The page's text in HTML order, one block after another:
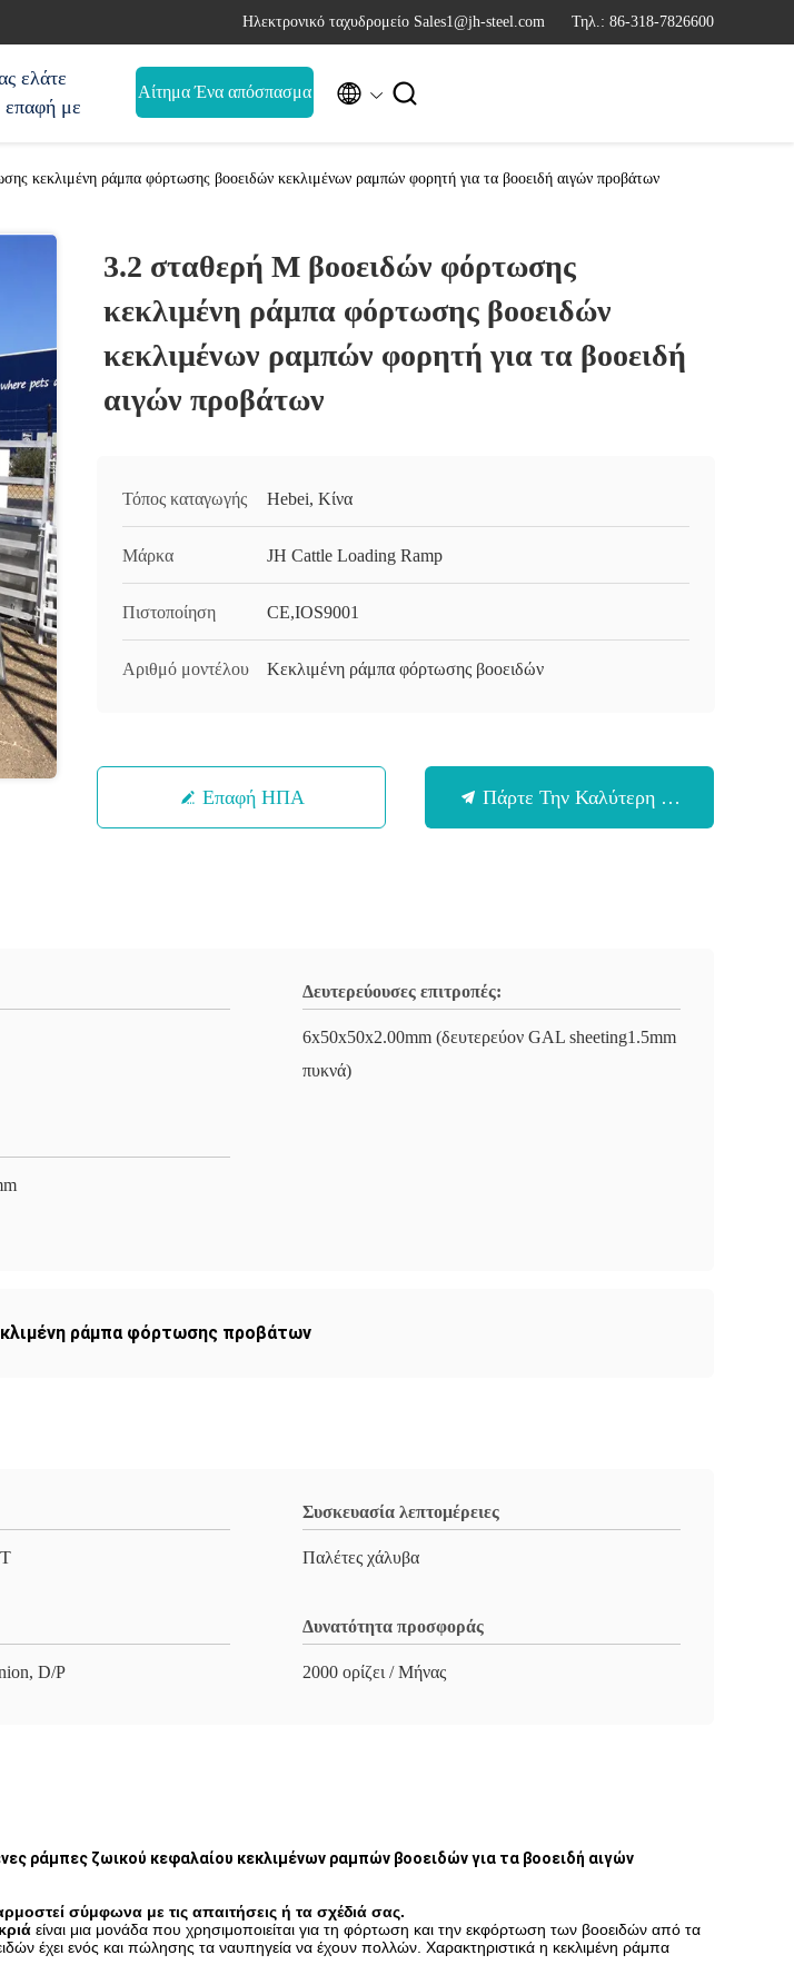
Ηλεκτρονικό ταχυδρομείο Sales1@jh-steel.com Τηλ.: 86-318-7826600
ελάτε
επαφή με
Αίτημα Ένα απόσπασμα  
κεκλιμένη ράμπα φόρτωσης βοοειδών κεκλιμένων ραμπών φορητή για τα βοοειδή αιγών προβάτων
3.2 σταθερή Μ βοοειδών φόρτωσης
κεκλιμένη ράμπα φόρτωσης βοοειδών
κεκλιμένων ραμπών φορητή για τα βοοειδή
αιγών προβάτων
Τόπος καταγωγής Hebei, Κίνα
Μάρκα JH Cattle Loading Ramp
Πιστοποίηση CE,IOS9001
Αριθμό μοντέλου Κεκλιμένη ράμπα φόρτωσης βοοειδών
Επαφή ΗΠΑ Πάρτε Την Καλύτερη Τιμή
Δευτερεύουσες επιτροπές:
6x50x50x2.00mm (δευτερεύον GAL sheeting1.5mm
πυκνά)
ράμπα φόρτωσης προβάτων
Συσκευασία λεπτομέρειες
Παλέτες χάλυβα
D/P
Δυνατότητα προσφοράς
2000 ορίζει / Μήνας
ράμπες ζωικού κεφαλαίου κεκλιμένων ραμπών βοοειδών για τα βοοειδή αιγών
σύμφωνα με τις απαιτήσεις ή τα σχέδιά σας.
είναι μια μονάδα που χρησιμοποιείται για τη φόρτωση και την εκφόρτωση των βοοειδών από τα
έχει ενός και πώλησης τα ναυπηγεία να έχουν πολλών. Χαρακτηριστικά η κεκλιμένη ράμπα